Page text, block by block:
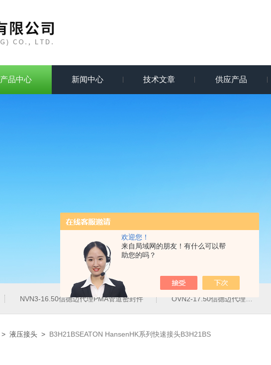
欢迎您！
来自局域网的朋友！有什么可以帮
助您的吗？
产品中心 新闻中心 技术文章 供应产品
NVN3-16.50信德迈代理PMA管道密封件 OVN2-17.50信德迈代理PMA导管夹
> 液压接头 > B3H21BSEATON HansenHK系列快速接头B3H21BS